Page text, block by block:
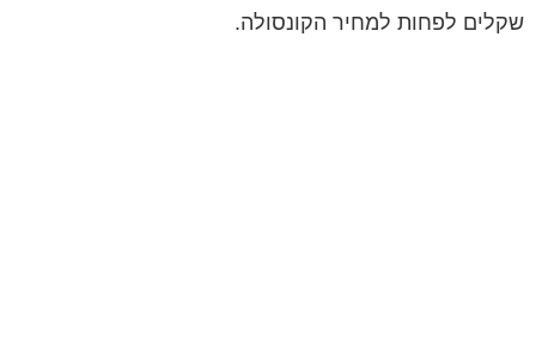
שקלים לפחות למחיר הקונסולה.